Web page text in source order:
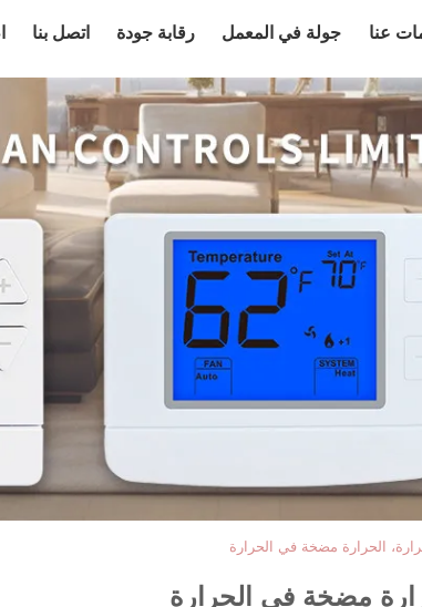
عنا جولة في المعمل رقابة جودة اتصل بنا
الحرارة مضخة في الحرارة
مضخة في الحرارة